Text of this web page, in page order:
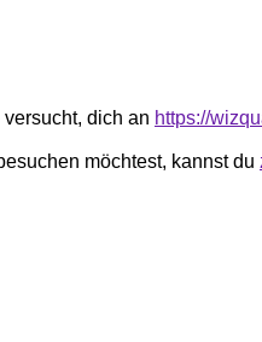
dich an https://
möchtest, kannst du